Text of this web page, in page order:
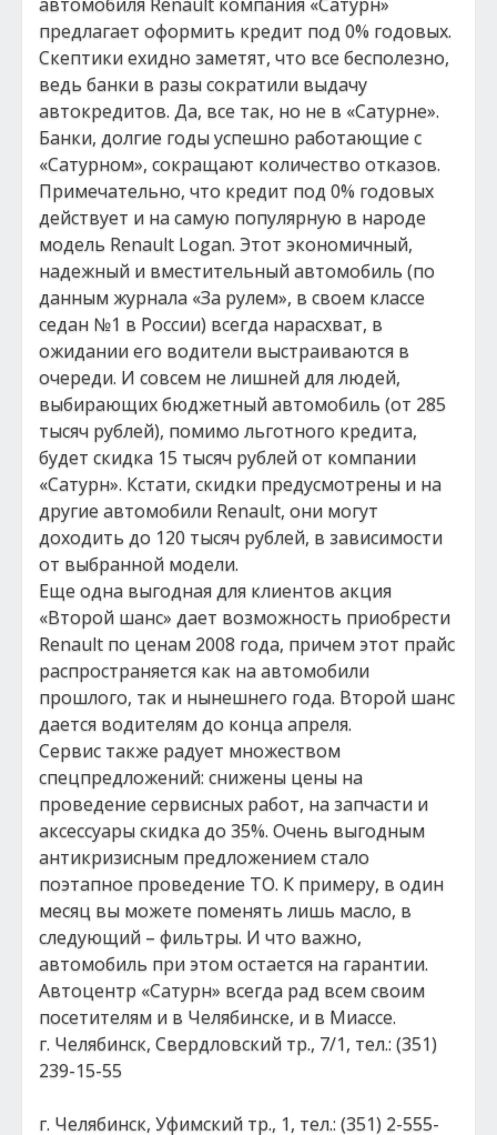
предлагает оформить кредит под 0% годовых.
Скептики ехидно заметят, что все бесполезно,
ведь банки в разы сократили выдачу
автокредитов. Да, все так, но не в «Сатурне».
Банки, долгие годы успешно работающие с
«Сатурном», сокращают количество отказов.
Примечательно, что кредит под 0% годовых
действует и на самую популярную в народе
модель Renault Logan. Этот экономичный,
надежный и вместительный автомобиль (по
данным журнала «За рулем», в своем классе
седан №1 в России) всегда нарасхват, в
ожидании его водители выстраиваются в
очереди. И совсем не лишней для людей,
выбирающих бюджетный автомобиль (от 285
тысяч рублей), помимо льготного кредита,
будет скидка 15 тысяч рублей от компании
«Сатурн». Кстати, скидки предусмотрены и на
другие автомобили Renault, они могут
доходить до 120 тысяч рублей, в зависимости
от выбранной модели.
Еще одна выгодная для клиентов акция
«Второй шанс» дает возможность приобрести
Renault по ценам 2008 года, причем этот прайс
распространяется как на автомобили
прошлого, так и нынешнего года. Второй шанс
дается водителям до конца апреля.
Сервис также радует множеством
спецпредложений: снижены цены на
проведение сервисных работ, на запчасти и
аксессуары скидка до 35%. Очень выгодным
антикризисным предложением стало
поэтапное проведение ТО. К примеру, в один
месяц вы можете поменять лишь масло, в
следующий – фильтры. И что важно,
автомобиль при этом остается на гарантии.
Автоцентр «Сатурн» всегда рад всем своим
посетителям и в Челябинске, и в Миассе.
г. Челябинск, Свердловский тр., 7/1, тел.: (351)
239-15-55
г. Челябинск, Уфимский тр., 1, тел.: (351) 2-555-